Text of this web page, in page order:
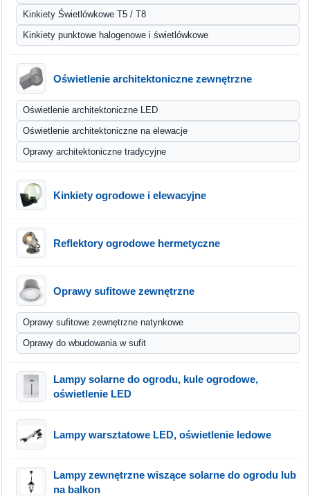
Kinkiety Świetlówkowe T5 / T8
Kinkiety punktowe halogenowe i świetlówkowe
Oświetlenie architektoniczne zewnętrzne
Oświetlenie architektoniczne LED
Oświetlenie architektoniczne na elewacje
Oprawy architektoniczne tradycyjne
Kinkiety ogrodowe i elewacyjne
Reflektory ogrodowe hermetyczne
Oprawy sufitowe zewnętrzne
Oprawy sufitowe zewnętrzne natynkowe
Oprawy do wbudowania w sufit
Lampy solarne do ogrodu, kule ogrodowe,
oświetlenie LED
Lampy warsztatowe LED, oświetlenie ledowe
Lampy zewnętrzne wiszące solarne do ogrodu lub
na balkon